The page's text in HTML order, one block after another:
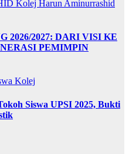
Kolej Harun Aminurrashid
2026/2027: DARI VISI KE
PEMIMPIN
Kolej
Siswa UPSI 2025, Bukti